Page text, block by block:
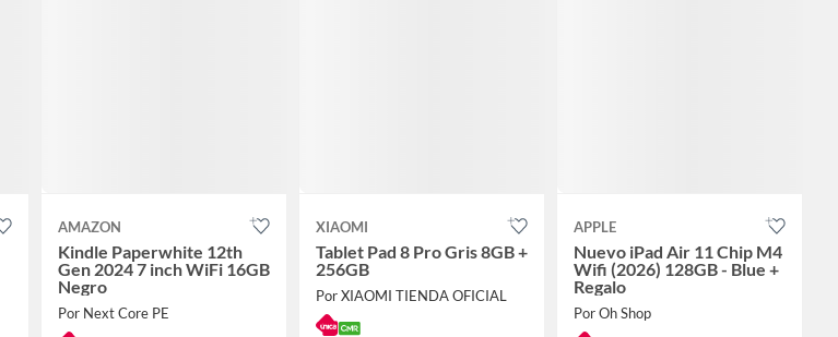
AMAZON
Kindle Paperwhite 12th
Gen 2024 7 inch WiFi 16GB
Negro
Por Next Core PE
XIAOMI
Tablet Pad 8 Pro Gris 8GB +
256GB
Por XIAOMI TIENDA OFICIAL
APPLE
Nuevo iPad Air 11 Chip M4
Wifi (2026) 128GB - Blue +
Regalo
Por Oh Shop